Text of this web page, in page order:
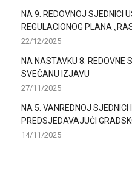
NA 9. REDOVNOJ SJEDNICI
REGULACIONOG PLANA
22/12/2025
NA NASTAVKU 8. REDOVNE
SVEČANU IZJAVU
27/11/2025
NA 5. VANREDNOJ SJEDNICI
PREDSJEDAVAJUĆI
14/11/2025